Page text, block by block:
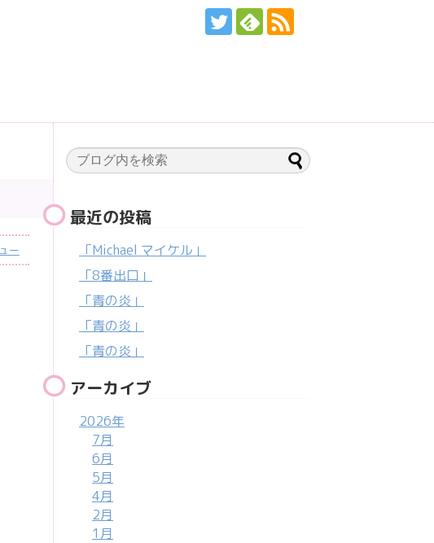
ー
最近の投稿
「Michael マイケル」
「8番出口」
「青の炎」
「青の炎」
「青の炎」
アーカイブ
2026年
7月
6月
5月
4月
2月
1月